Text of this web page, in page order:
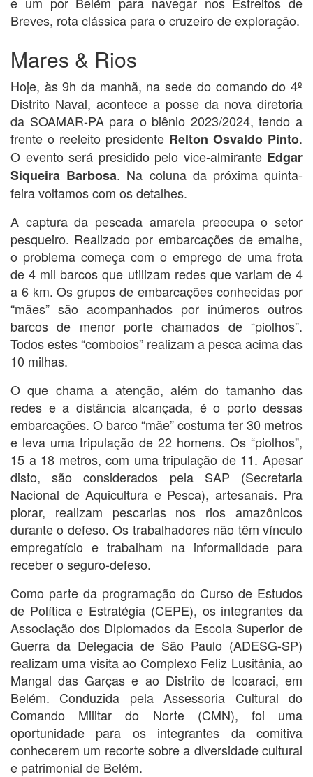
Breves, rota clássica para o cruzeiro de exploração.
Mares & Rios
Hoje, às 9h da manhã, na sede do comando do 4º
Distrito Naval, acontece a posse da nova diretoria
da SOAMAR-PA para o biênio 2023/2024, tendo a
frente o reeleito presidente Relton Osvaldo Pinto.
O evento será presidido pelo vice-almirante Edgar
Siqueira Barbosa. Na coluna da próxima quinta-
feira voltamos com os detalhes.
A captura da pescada amarela preocupa o setor
pesqueiro. Realizado por embarcações de emalhe,
o problema começa com o emprego de uma frota
de 4 mil barcos que utilizam redes que variam de 4
a 6 km. Os grupos de embarcações conhecidas por
“mães” são acompanhados por inúmeros outros
barcos de menor porte chamados de “piolhos”.
Todos estes “comboios” realizam a pesca acima das
10 milhas.
O que chama a atenção, além do tamanho das
redes e a distância alcançada, é o porto dessas
embarcações. O barco “mãe” costuma ter 30 metros
e leva uma tripulação de 22 homens. Os “piolhos”,
15 a 18 metros, com uma tripulação de 11. Apesar
disto, são considerados pela SAP (Secretaria
Nacional de Aquicultura e Pesca), artesanais. Pra
piorar, realizam pescarias nos rios amazônicos
durante o defeso. Os trabalhadores não têm vínculo
empregatício e trabalham na informalidade para
receber o seguro-defeso.
Como parte da programação do Curso de Estudos
de Política e Estratégia (CEPE), os integrantes da
Associação dos Diplomados da Escola Superior de
Guerra da Delegacia de São Paulo (ADESG-SP)
realizam uma visita ao Complexo Feliz Lusitânia, ao
Mangal das Garças e ao Distrito de Icoaraci, em
Belém. Conduzida pela Assessoria Cultural do
Comando Militar do Norte (CMN), foi uma
oportunidade para os integrantes da comitiva
conhecerem um recorte sobre a diversidade cultural
e patrimonial de Belém.